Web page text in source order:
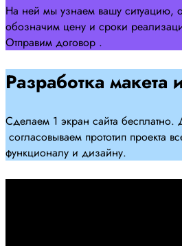
На ней мы узнаем вашу ситуацию,
обозначим цену и сроки
Отправим договор .
Разработка макета
Сделаем 1 экран сайта бесплатно.
согласовываем прототип проекта
функционалу и дизайну.